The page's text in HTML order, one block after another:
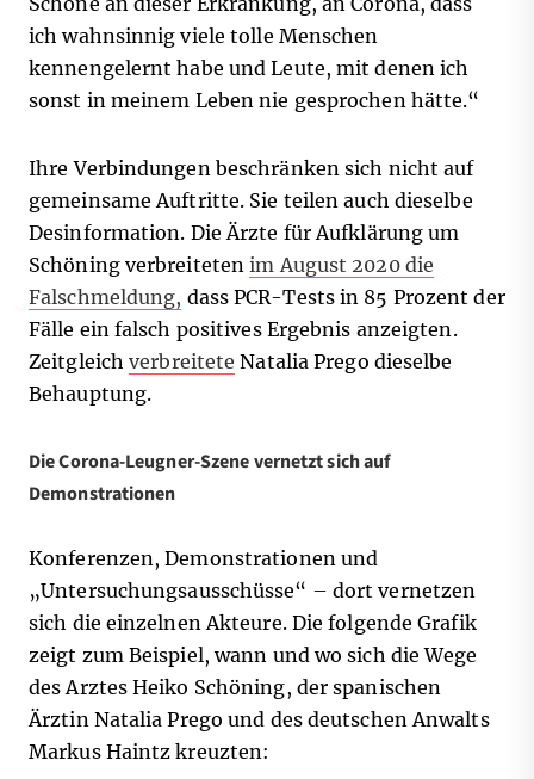
ich wahnsinnig viele tolle Menschen
kennengelernt habe und Leute, mit denen ich
sonst in meinem Leben nie gesprochen hätte.“
Ihre Verbindungen beschränken sich nicht auf
gemeinsame Auftritte. Sie teilen auch dieselbe
Desinformation. Die Ärzte für Aufklärung um
Schöning verbreitetenim August 2020die
Falschmeldung, dass PCR-Tests in 85 Prozent der
Fälle ein falsch positives Ergebnis anzeigten.
Zeitgleichverbreitete Natalia Prego dieselbe
Behauptung.
Die Corona-Leugner-Szene vernetzt sich auf
Demonstrationen
Konferenzen, Demonstrationen und
„Untersuchungsausschüsse“ – dort vernetzen
sich die einzelnen Akteure. Die folgende Grafik
zeigt zum Beispiel, wann und wo sich die Wege
des Arztes Heiko Schöning, der spanischen
Ärztin Natalia Prego und des deutschen Anwalts
Markus Haintz kreuzten: